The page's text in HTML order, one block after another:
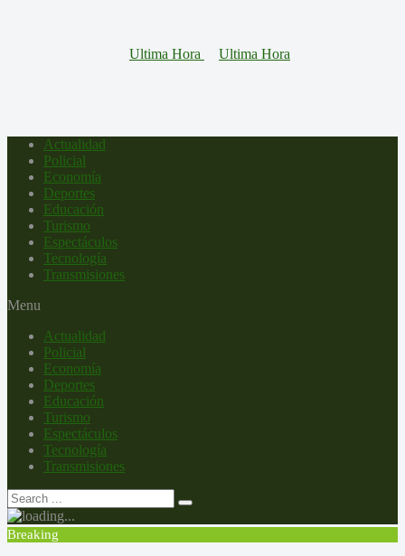
Actualidad
Policial
Economía
Deportes
Educación
Turismo
Espectáculos
Tecnología
Transmisiones
Menu
Actualidad
Policial
Economía
Deportes
Educación
Turismo
Espectáculos
Tecnología
Transmisiones
Breaking